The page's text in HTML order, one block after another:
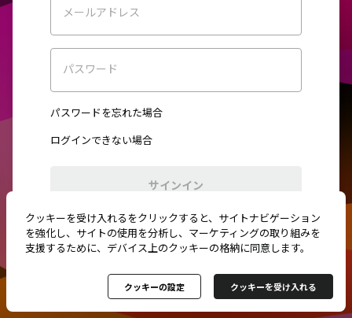
メールアドレス
パスワード
パスワードを忘れた場合
ログインできない場合
サインイン
初めてご利用ですか？新規登録
クッキーを受け入れるをクリックすると、サイトナビゲーション
を強化し、サイトの使用を分析し、マーケティングの取り組みを
支援するために、デバイス上のクッキーの格納に同意します。
クッキーの設定 クッキーを受け入れる